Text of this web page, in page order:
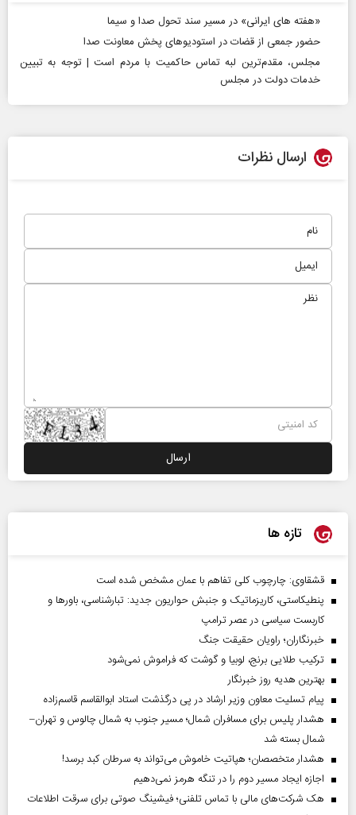
«هفته‌ های ایرانی» در مسیر سند تحول صدا و سیما
حضور جمعی از قضات در استودیوهای پخش معاونت صدا
مجلس، مقدم‌ترین لبه تماس حاکمیت با مردم است | توجه به تبیین
خدمات دولت در مجلس
ارسال نظرات
تازه ها
قشقاوی: چارچوب کلی تفاهم با عمان مشخص شده است
پنطیکاستی، کاریزماتیک و جنبش حواریون جدید: تبارشناسی، باور‌ها و
کاربست سیاسی در عصر ترامپ
خبرنگاران؛ راویان حقیقت جنگ
ترکیب طلایی برنج، لوبیا و گوشت که فراموش نمی‌شود
بهترین هدیه روز خبرنگار
پیام تسلیت معاون وزیر ارشاد در پی درگذشت استاد ابوالقاسم قاسم‌زاده
هشدار پلیس برای مسافران شمال؛ مسیر جنوب به شمال چالوس و تهران–
شمال بسته شد
هشدار متخصصان؛ هپاتیت خاموش می‌تواند به سرطان کبد برسد!
اجازه ایجاد مسیر دوم را در تنگه هرمز نمی‌دهیم
هک شرکت‌های مالی با تماس تلفنی؛ فیشینگ صوتی برای سرقت اطلاعات